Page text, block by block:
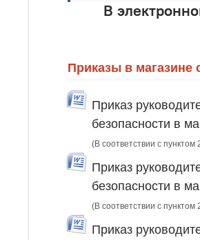
В
Приказы в магазине
Приказ
безопасности в
(В соответствии с
Приказ
безопасности в
(В соответствии с
Приказ